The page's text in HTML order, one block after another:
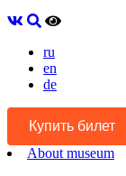
ru
en
de
Купить билет
About museum